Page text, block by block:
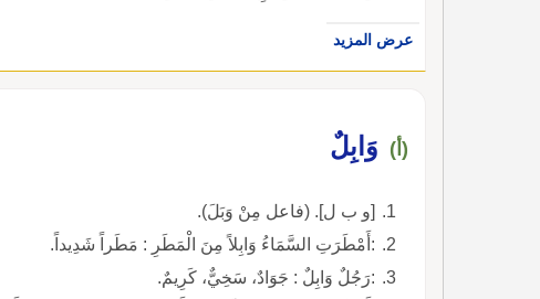
عرض المزيد
(أ) وَابِلٌ
[و ب ل]. (فاعل مِنْ وَبَلَ).
:أَمْطَرَتِ السَّمَاءُ وَابِلاً مِنَ الْمَطَرِ : مَطَراً شَدِيداً.
:رَجُلٌ وَابِلٌ : جَوَادٌ، سَخِيٌّ، كَرِيمٌ.